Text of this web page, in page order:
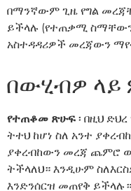
በማንኛውም ጊዜ የግል
ይችላሉ (የተጠቃሚ ስማቸውን
አስተዳዳሪዎች መረጃውን
በውሂብዎ
የተጠቆመ ጽሁፍ፡ በዚህ
ትተህ ከሆነ ስለ አንተ
ያቀረብከውን መረጃ ጨምሮ
ትችላለህ። እንዲሁም
እንድንሰርዝ መጠየቅ